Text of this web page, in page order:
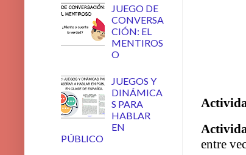
entre
JUEGO DE
CONVERSA
CIÓN: EL
MENTIROS
O
JUEGOS Y
DINÁMICA
S PARA
HABLAR
EN
PÚBLICO